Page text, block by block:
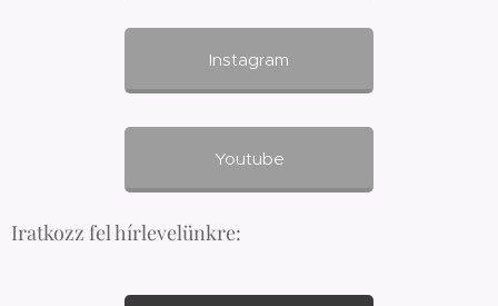
Instagram
Youtube
Iratkozz fel hírlevelünkre: